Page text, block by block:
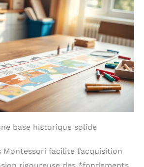
base historique solide
facilite l’acquisition
rigoureuse des *fondements